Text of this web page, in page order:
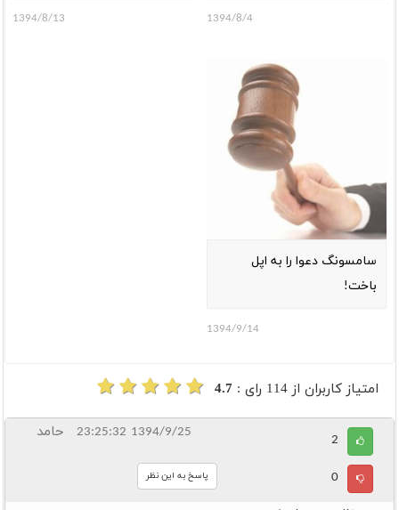
1394/8/4
1394/8/13
سامسونگ دعوا را به اپل
باخت!
1394/9/14
امتیاز کاربران از 114 رای : 4.7
2
0
پاسخ به این نظر
حامد 1394/9/25 23:25:32